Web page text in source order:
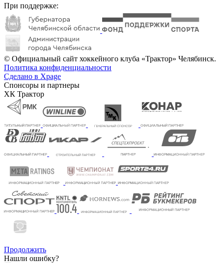
При поддержке:
© Официальный сайт хоккейного клуба «Трактор» Челябинск.
Политика конфиденциальности
Сделано в Xpage
Спонсоры и партнеры
ХК Трактор
Продолжить
Нашли ошибку?